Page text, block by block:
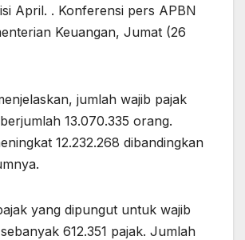
April. . Konferensi pers APBN
Keuangan, Jumat (26
jumlah wajib pajak
13.070.335 orang.
12.232.268 dibandingkan
yang dipungut untuk wajib
612.351 pajak. Jumlah